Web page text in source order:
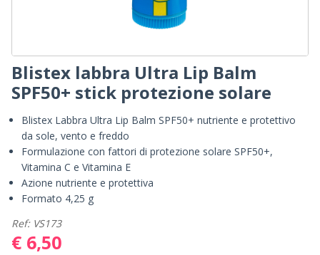
Blistex labbra Ultra Lip Balm
SPF50+ stick protezione solare
Blistex Labbra Ultra Lip Balm SPF50+ nutriente e protettivo
da sole, vento e freddo
Formulazione con fattori di protezione solare SPF50+,
Vitamina C e Vitamina E
Azione nutriente e protettiva
Formato 4,25 g
Ref: VS173
€ 6,50